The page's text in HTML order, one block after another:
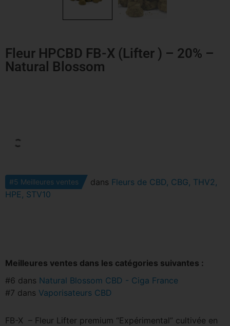
Fleur HPCBD FB-X (Lifter ) – 20% –
Natural Blossom
#5 Meilleures ventes dans Fleurs de CBD, CBG, THV2,
HPE, STV10
Meilleures ventes dans les catégories suivantes :
#6 dans Natural Blossom CBD - Ciga France
#7 dans Vaporisateurs CBD
FB-X – Fleur Lifter premium “Expérimental” cultivée en